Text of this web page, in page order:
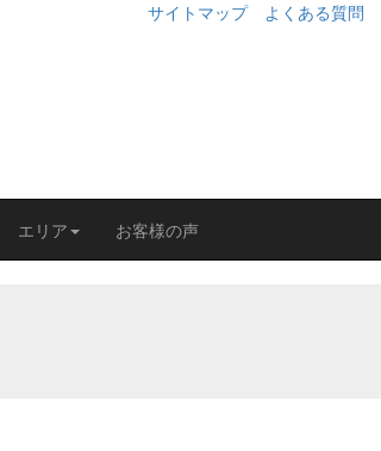
サイトマップ よくある質問
エリア お客様の声